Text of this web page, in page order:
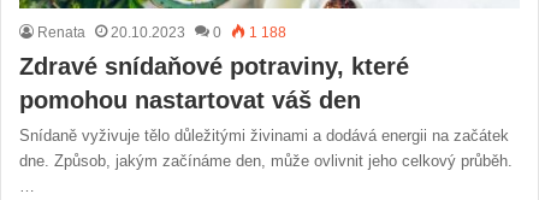
Renata 20.10.2023 0 1 188
Zdravé snídaňové potraviny, které
pomohou nastartovat váš den
Snídaně vyživuje tělo důležitými živinami a dodává energii na začátek
dne. Způsob, jakým začínáme den, může ovlivnit jeho celkový průběh.
…